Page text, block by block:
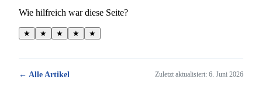
Wie hilfreich war diese Seite?
★ ★ ★ ★ ★
← Alle Artikel Zuletzt aktualisiert: 6. Juni 2026